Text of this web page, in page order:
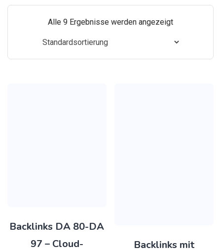
Alle 9 Ergebnisse werden angezeigt
Backlinks DA 80-DA
97 – Cloud-
Backlinks mit